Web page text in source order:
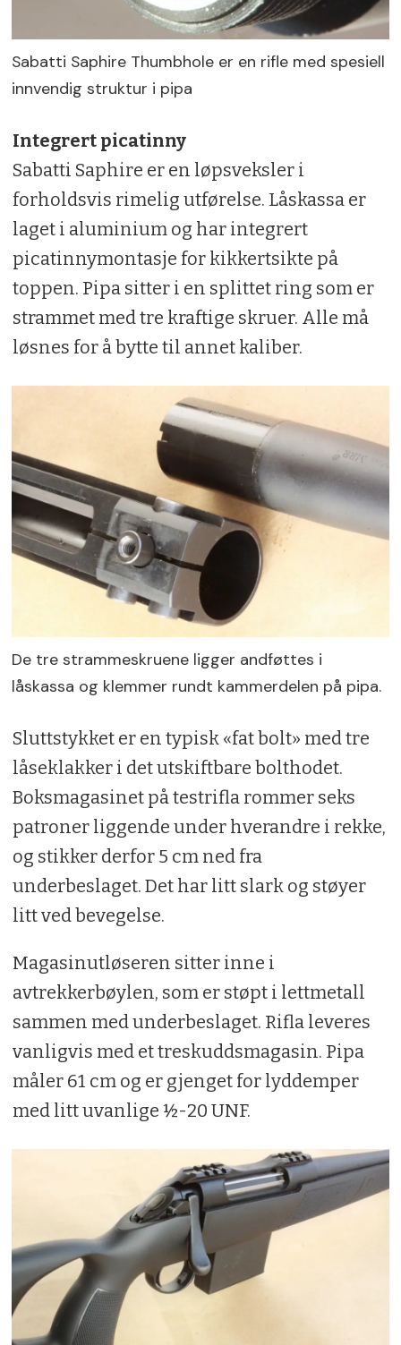
Sabatti Saphire Thumbhole er en rifle med spesiell
innvendig struktur i pipa
Integrert picatinny
Sabatti Saphire er en løpsveksler i
forholdsvis rimelig utførelse. Låskassa er
laget i aluminium og har integrert
picatinnymontasje for kikkertsikte på
toppen. Pipa sitter i en splittet ring som er
strammet med tre kraftige skruer. Alle må
løsnes for å bytte til annet kaliber.
De tre strammeskruene ligger andføttes i
låskassa og klemmer rundt kammerdelen på pipa.
Sluttstykket er en typisk «fat bolt» med tre
låseklakker i det utskiftbare bolthodet.
Boksmagasinet på testrifla rommer seks
patroner liggende under hverandre i rekke,
og stikker derfor 5 cm ned fra
underbeslaget. Det har litt slark og støyer
litt ved bevegelse.
Magasinutløseren sitter inne i
avtrekkerbøylen, som er støpt i lettmetall
sammen med underbeslaget. Rifla leveres
vanligvis med et treskuddsmagasin. Pipa
måler 61 cm og er gjenget for lyddemper
med litt uvanlige ½-20 UNF.